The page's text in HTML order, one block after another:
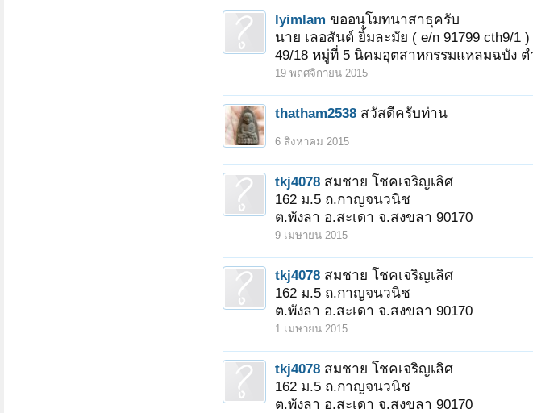
lyimlam ขออนุโมทนาสาธุครับ
นาย เลอสันต์ ยิ้มละมัย ( e/n 91799 cth9/1 )
49/18 หมู่ที่ 5 นิคมอุตสาหกรรมแหลมฉบัง
19 พฤศจิกายน 2015
thatham2538 สวัสดีครับท่าน
6 สิงหาคม 2015
tkj4078 สมชาย โชคเจริญเลิศ
162 ม.5 ถ.กาญจนวนิช
ต.พังลา อ.สะเดา จ.สงขลา 90170
9 เมษายน 2015
tkj4078 สมชาย โชคเจริญเลิศ
162 ม.5 ถ.กาญจนวนิช
ต.พังลา อ.สะเดา จ.สงขลา 90170
1 เมษายน 2015
tkj4078 สมชาย โชคเจริญเลิศ
162 ม.5 ถ.กาญจนวนิช
ต.พังลา อ.สะเดา จ.สงขลา 90170
3 ถัดไป >